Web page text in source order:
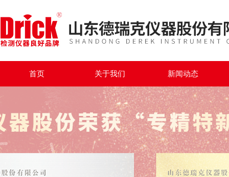
首页 关于我们 新闻动态